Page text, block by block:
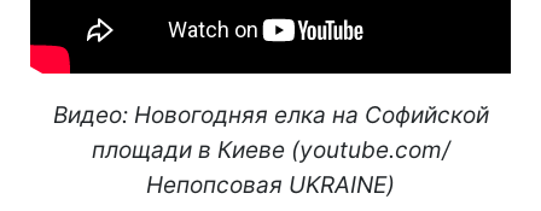
Видео: Новогодняя елка на Софийской
площади в Киеве (youtube.com/
Непопсовая UKRAINE)